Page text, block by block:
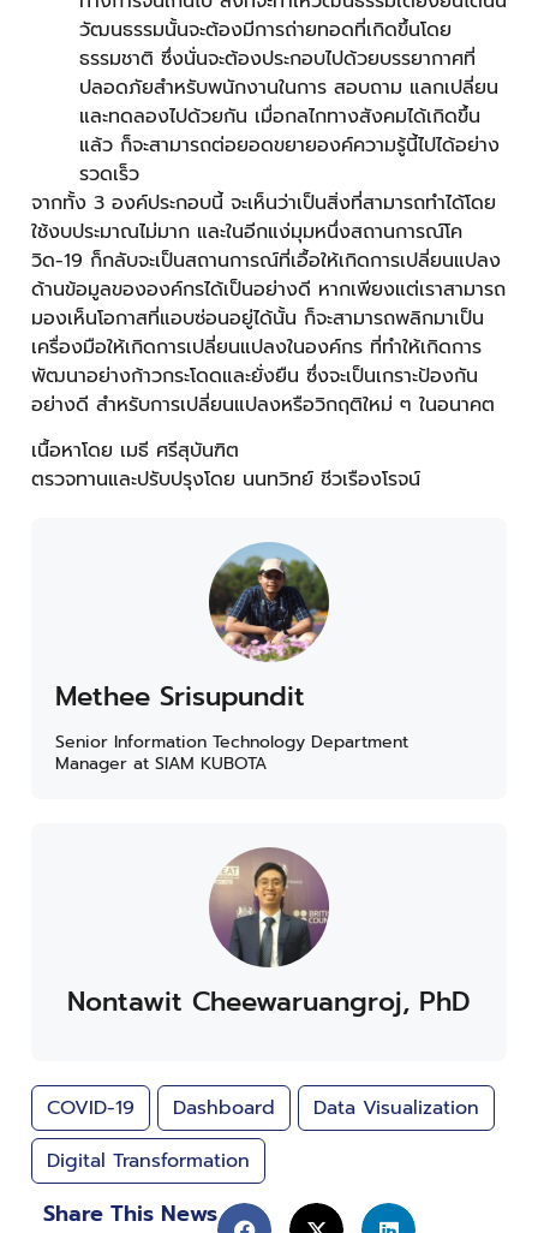
วัฒนธรรมนั้นจะต้องมีการถ่ายทอดที่เกิดขึ้นโดย
ธรรมชาติ ซึ่งนั่นจะต้องประกอบไปด้วยบรรยากาศที่
ปลอดภัยสำหรับพนักงานในการ สอบถาม แลกเปลี่ยน
และทดลองไปด้วยกัน เมื่อกลไกทางสังคมได้เกิดขึ้น
แล้ว ก็จะสามารถต่อยอดขยายองค์ความรู้นี้ไปได้อย่าง
รวดเร็ว
จากทั้ง 3 องค์ประกอบนี้ จะเห็นว่าเป็นสิ่งที่สามารถทำได้โดย
ใช้งบประมาณไม่มาก และในอีกแง่มุมหนึ่งสถานการณ์โค
วิด-19 ก็กลับจะเป็นสถานการณ์ที่เอื้อให้เกิดการเปลี่ยนแปลง
ด้านข้อมูลขององค์กรได้เป็นอย่างดี หากเพียงแต่เราสามารถ
มองเห็นโอกาสที่แอบซ่อนอยู่ได้นั้น ก็จะสามารถพลิกมาเป็น
เครื่องมือให้เกิดการเปลี่ยนแปลงในองค์กร ที่ทำให้เกิดการ
พัฒนาอย่างก้าวกระโดดและยั่งยืน ซึ่งจะเป็นเกราะป้องกัน
อย่างดี สำหรับการเปลี่ยนแปลงหรือวิกฤติใหม่ ๆ ในอนาคต
เนื้อหาโดย เมธี ศรีสุบันฑิต
ตรวจทานและปรับปรุงโดย นนทวิทย์ ชีวเรืองโรจน์
Methee Srisupundit
Senior Information Technology Department
Manager at SIAM KUBOTA
Nontawit Cheewaruangroj, PhD
COVID-19 Dashboard
Data Visualization
Digital Transformation
Share This News